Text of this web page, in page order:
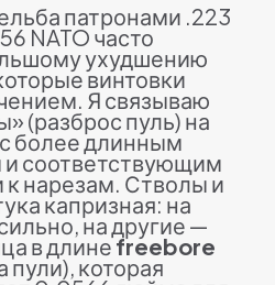
патронами .223
NATO часто
ухудшению
винтовки
Я связываю
(разброс пуль) на
более длинным
соответствующим
нарезам. Стволы и
капризная: на
на другие —
в длинеfreebore
пули), которая